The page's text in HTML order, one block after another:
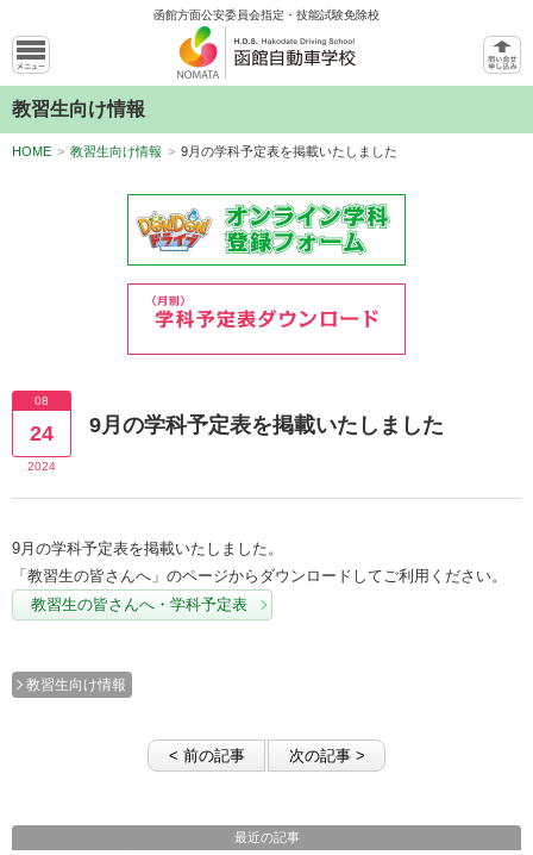
函館方面公安委員会指定・技能試験免除校
教習生向け情報
HOME > 教習生向け情報 > 9月の学科予定表を掲載いたしました
08
24
2024
9月の学科予定表を掲載いたしました
9月の学科予定表を掲載いたしました。
「教習生の皆さんへ」のページからダウンロードしてご利用ください。
教習生の皆さんへ・学科予定表
教習生向け情報
< 前の記事 次の記事 >
最近の記事